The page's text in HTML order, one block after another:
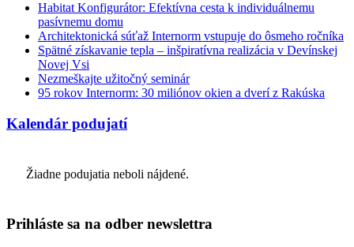
Habitat Konfigurátor: Efektívna cesta k individuálnemu
pasívnemu domu
Architektonická súťaž Internorm vstupuje do ôsmeho ročníka
Spätné získavanie tepla – inšpiratívna realizácia v Devínskej
Novej Vsi
Nezmeškajte užitočný seminár
95 rokov Internorm: 30 miliónov okien a dverí z Rakúska
Kalendár podujatí
Žiadne podujatia neboli nájdené.
Prihláste sa na odber newslettra